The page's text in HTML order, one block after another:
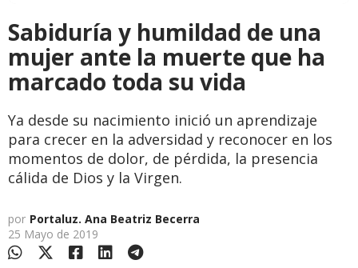
Sabiduría y humildad de una
mujer ante la muerte que ha
marcado toda su vida
Ya desde su nacimiento inició un aprendizaje
para crecer en la adversidad y reconocer en los
momentos de dolor, de pérdida, la presencia
cálida de Dios y la Virgen.
por Portaluz. Ana Beatriz Becerra
25 Mayo de 2019